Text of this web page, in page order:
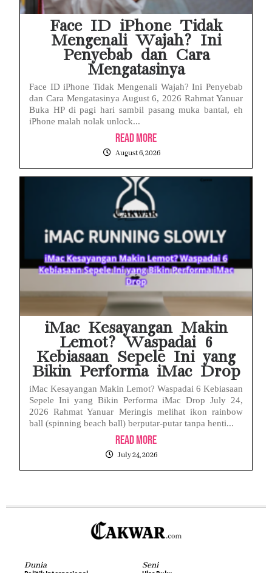
Face ID iPhone Tidak
Mengenali Wajah? Ini
Penyebab dan Cara
Mengatasinya
Face ID iPhone Tidak Mengenali Wajah? Ini Penyebab
dan Cara Mengatasinya August 6, 2026 Rahmat Yanuar
Buka HP di pagi hari sambil pasang muka bantal, eh
iPhone malah nolak unlock...
Read More
August 6, 2026
iMac Kesayangan Makin
Lemot? Waspadai 6
Kebiasaan Sepele Ini yang
Bikin Performa iMac Drop
iMac Kesayangan Makin Lemot? Waspadai 6 Kebiasaan
Sepele Ini yang Bikin Performa iMac Drop July 24,
2026 Rahmat Yanuar Meringis melihat ikon rainbow
ball (spinning beach ball) berputar-putar tanpa henti...
Read More
July 24, 2026
Dunia Seni